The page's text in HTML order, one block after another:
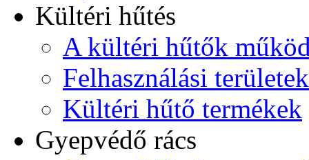
Kültéri hűtés
A kültéri hűtők
Felhasználási területek
Kültéri hűtő termékek
Gyepvédő rács